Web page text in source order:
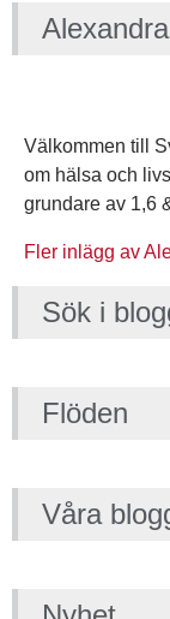
Välkommen till
om hälsa och
grundare av 1,6
Fler inlägg av
Sök i
Flöden
Våra